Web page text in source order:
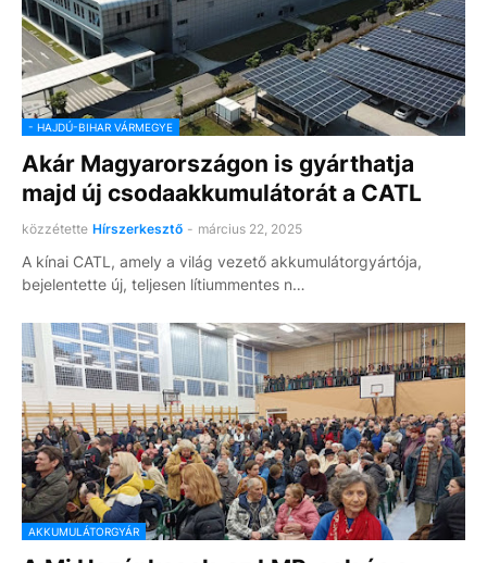
- HAJDÚ-BIHAR VÁRMEGYE
Akár Magyarországon is gyárthatja
majd új csodaakkumulátorát a CATL
közzétette Hírszerkesztő - március 22, 2025
A kínai CATL, amely a világ vezető akkumulátorgyártója,
bejelentette új, teljesen lítiummentes n…
AKKUMULÁTORGYÁR